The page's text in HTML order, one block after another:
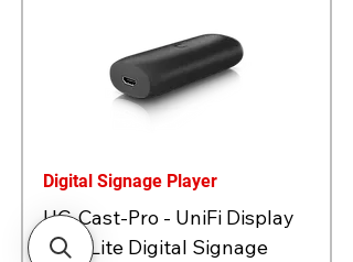
Digital Signage Player
UC-Cast-Pro - UniFi Display
Cast Lite Digital Signage